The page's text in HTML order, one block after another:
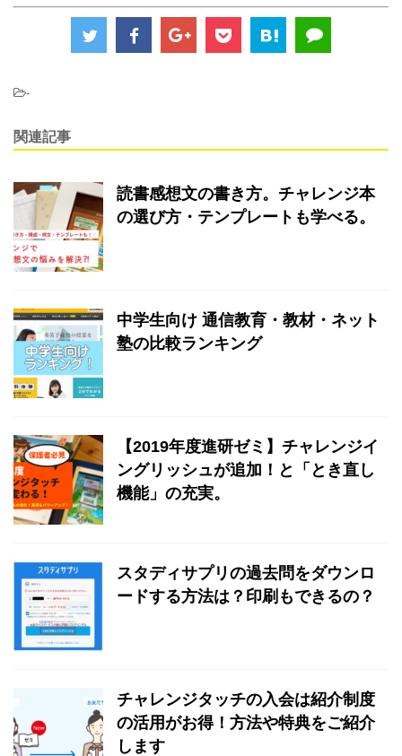
-
関連記事
読書感想文の書き方。チャレンジ本
の選び方・テンプレートも学べる。
中学生向け 通信教育・教材・ネット
塾の比較ランキング
【2019年度進研ゼミ】チャレンジイ
ングリッシュが追加！と「とき直し
機能」の充実。
スタディサプリの過去問をダウンロ
ードする方法は？印刷もできるの？
チャレンジタッチの入会は紹介制度
の活用がお得！方法や特典をご紹介
します